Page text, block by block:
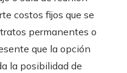
costos fijos que se
permanentes o
que la opción
la posibilidad de